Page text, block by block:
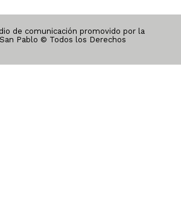
de comunicación promovido por la
Pablo © Todos los Derechos